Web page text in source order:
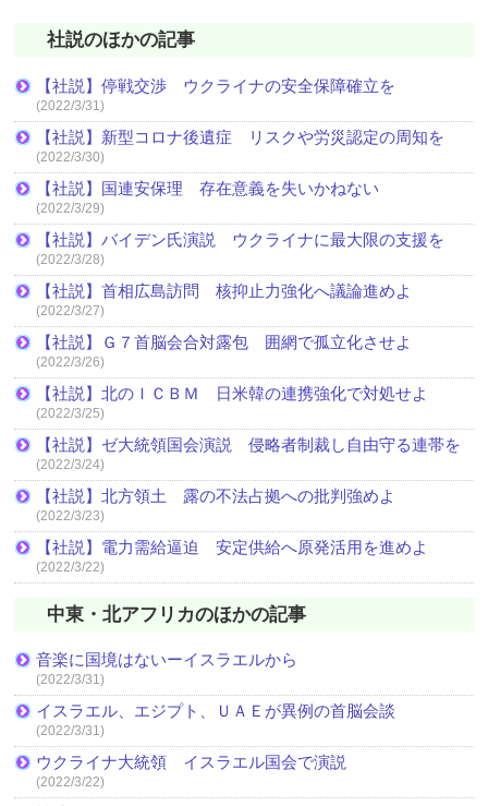
社説のほかの記事
【社説】停戦交渉 ウクライナの安全保障確立を
(2022/3/31)
【社説】新型コロナ後遺症 リスクや労災認定の周知を
(2022/3/30)
【社説】国連安保理 存在意義を失いかねない
(2022/3/29)
【社説】バイデン氏演説 ウクライナに最大限の支援を
(2022/3/28)
【社説】首相広島訪問 核抑止力強化へ議論進めよ
(2022/3/27)
【社説】Ｇ７首脳会合対露包 囲網で孤立化させよ
(2022/3/26)
【社説】北のＩＣＢＭ 日米韓の連携強化で対処せよ
(2022/3/25)
【社説】ゼ大統領国会演説 侵略者制裁し自由守る連帯を
(2022/3/24)
【社説】北方領土 露の不法占拠への批判強めよ
(2022/3/23)
【社説】電力需給逼迫 安定供給へ原発活用を進めよ
(2022/3/22)
中東・北アフリカのほかの記事
音楽に国境はないーイスラエルから
(2022/3/31)
イスラエル、エジプト、ＵＡＥが異例の首脳会談
(2022/3/31)
ウクライナ大統領 イスラエル国会で演説
(2022/3/22)